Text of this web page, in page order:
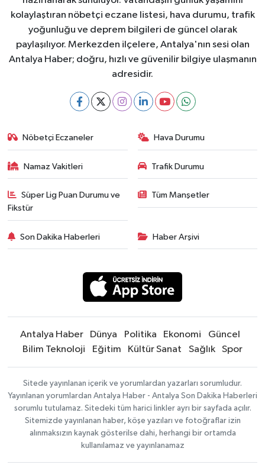
kolaylaştıran nöbetçi eczane listesi, hava durumu, trafik
yoğunluğu ve deprem bilgileri de güncel olarak
paylaşılıyor. Merkezden ilçelere, Antalya'nın sesi olan
Antalya Haber; doğru, hızlı ve güvenilir bilgiye ulaşmanın
adresidir.
Nöbetçi Eczaneler Hava Durumu
Namaz Vakitleri Trafik Durumu
Süper Lig Puan Durumu ve
Fikstür
Tüm Manşetler
Son Dakika Haberleri Haber Arşivi
Antalya Haber Dünya Politika Ekonomi
Güncel
Bilim Teknoloji
Eğitim Kültür Sanat Sağlık Spor
Sitede yayınlanan içerik ve yorumlardan yazarları sorumludur.
Yayınlanan yorumlardan Antalya Haber - Antalya Son Dakika Haberleri
sorumlu tutulamaz. Sitedeki tüm harici linkler ayrı bir sayfada açılır.
Sitemizde yayınlanan haber, köşe yazıları ve fotoğraflar izin
alınmaksızın kaynak gösterilse dahi, herhangi bir ortamda
kullanılamaz ve yayınlanamaz